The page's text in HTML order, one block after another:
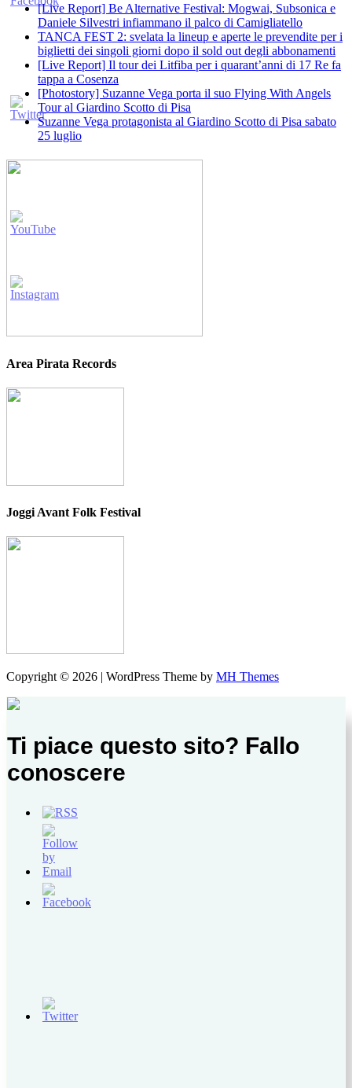
[Live Report] Be Alternative Festival: Mogwai, Subsonica e
Daniele Silvestri infiammano il palco di Camigliatello
TANCA FEST 2: svelata la lineup e aperte le prevendite per i
biglietti dei singoli giorni dopo il sold out degli abbonamenti
[Live Report] Il tour dei Litfiba per i quarant’anni di 17 Re fa
tappa a Cosenza
[Photostory] Suzanne Vega porta il suo Flying With Angels
Tour al Giardino Scotto di Pisa
Suzanne Vega protagonista al Giardino Scotto di Pisa sabato
25 luglio
Area Pirata Records
Joggi Avant Folk Festival
Copyright © 2026 | WordPress Theme by MH Themes
Ti piace questo sito? Fallo
conoscere